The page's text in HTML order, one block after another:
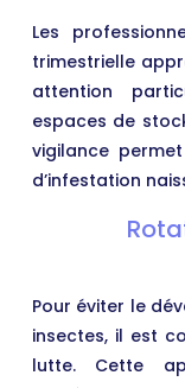
Les
trimestrielle
attention
espaces de
vigilance
d’infestation
Pour éviter le
insectes, il est
lutte. Cette